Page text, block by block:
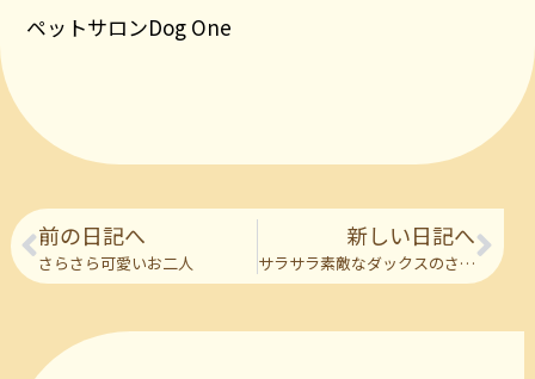
ペットサロンDog One
前の日記へ
さらさら可愛いお二人
新しい日記へ
サラサラ素敵なダックスのさんにん